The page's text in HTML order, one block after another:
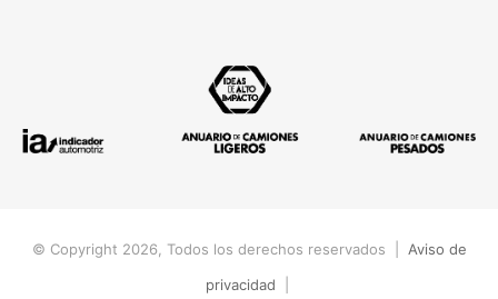
© Copyright 2026, Todos los derechos reservados | Aviso de
privacidad